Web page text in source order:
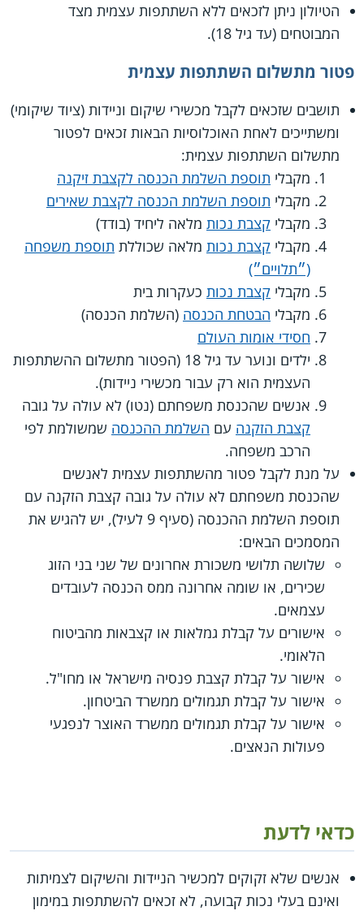
הטיולון ניתן לזכאים ללא השתתפות עצמית מצד
המבוטחים (עד גיל 18).
פטור מתשלום השתתפות עצמית
תושבים שזכאים לקבל מכשירי שיקום וניידות (ציוד שיקומי)
ומשתייכים לאחת האוכלוסיות הבאות זכאים לפטור
מתשלום השתתפות עצמית:
מקבלי תוספת השלמת הכנסה לקצבת זיקנה
מקבלי תוספת השלמת הכנסה לקצבת שאירים
מקבלי קצבת נכות מלאה ליחיד (בודד)
מקבלי קצבת נכות מלאה שכוללת תוספת משפחה
(״תלויים״)
מקבלי קצבת נכות כעקרות בית
מקבלי הבטחת הכנסה (השלמת הכנסה)
חסידי אומות העולם
ילדים ונוער עד גיל 18 (הפטור מתשלום ההשתתפות
העצמית הוא רק עבור מכשירי ניידות).
אנשים שהכנסת משפחתם (נטו) לא עולה על גובה
קצבת הזקנה עם השלמת ההכנסה שמשולמת לפי
הרכב משפחה.
על מנת לקבל פטור מהשתתפות עצמית לאנשים
שהכנסת משפחתם לא עולה על גובה קצבת הזקנה עם
תוספת השלמת ההכנסה (סעיף 9 לעיל), יש להגיש את
המסמכים הבאים:
שלושה תלושי משכורת אחרונים של שני בני הזוג
שכירים, או שומה אחרונה ממס הכנסה לעובדים
עצמאים.
אישורים על קבלת גמלאות או קצבאות מהביטוח
הלאומי.
אישור על קבלת קצבת פנסיה מישראל או מחו"ל.
אישור על קבלת תגמולים ממשרד הביטחון.
אישור על קבלת תגמולים ממשרד האוצר לנפגעי
פעולות הנאצים.
כדאי לדעת
אנשים שלא זקוקים למכשיר הניידות והשיקום לצמיתות
ואינם בעלי נכות קבועה, לא זכאים להשתתפות במימון